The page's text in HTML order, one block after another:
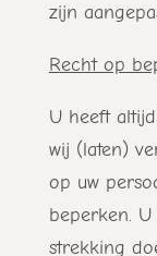
zijn
Recht op
U heeft
wij (laten)
op uw
beperken.
strekking